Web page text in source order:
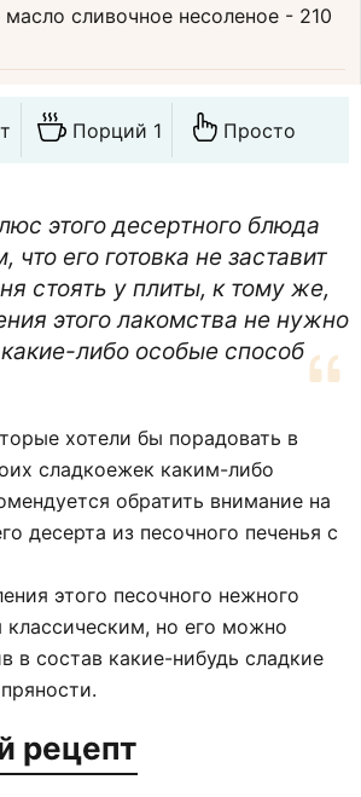
масло сливочное несоленое - 210
Порций 1 Просто
этого десертного блюда
что его готовка не заставит
стоять у плиты, к тому же,
этого лакомства не нужно
либо особые способ
хотели бы порадовать в
сладкоежек каким-либо
обратить внимание на
десерта из песочного печенья с
этого песочного нежного
классическим, но его можно
в состав какие-нибудь сладкие
рецепт